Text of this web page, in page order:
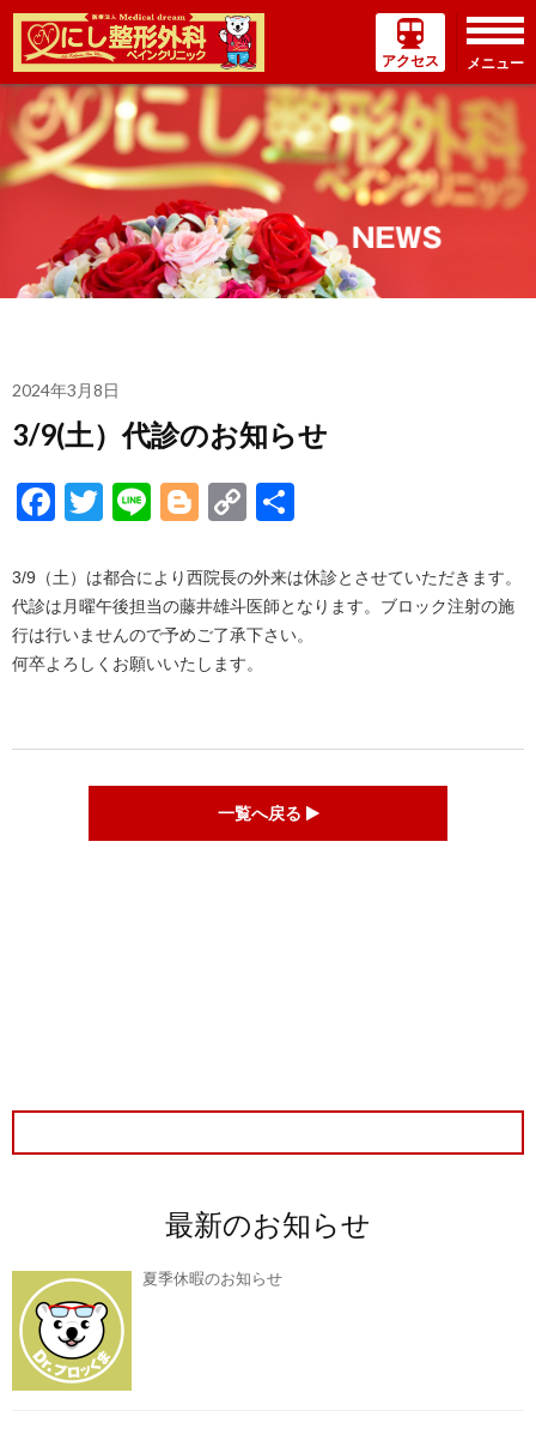
ン
ン
キ
アクセス メニュー
2024年3月8日
3/9(土）代診のお知らせ
Facebook
Twitter
LineBlogger
Copy
3/9（土）は都合により西院長の外来は休診とさせていただきます。
代診は月曜午後担当の藤井雄斗医師となります。ブロック注射の施
行は行いませんので予めご了承下さい。
何卒よろしくお願いいたします。
一覧へ戻る
最新のお知らせ
夏季休暇のお知らせ